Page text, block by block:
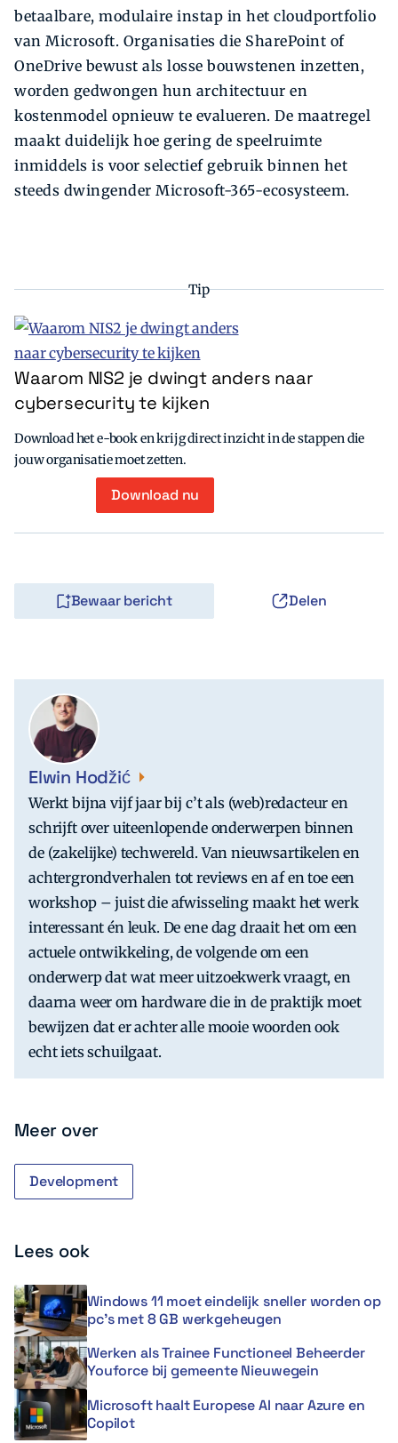
betaalbare, modulaire instap in het cloudportfolio
van Microsoft. Organisaties die SharePoint of
OneDrive bewust als losse bouwstenen inzetten,
worden gedwongen hun architectuur en
kostenmodel opnieuw te evalueren. De maatregel
maakt duidelijk hoe gering de speelruimte
inmiddels is voor selectief gebruik binnen het
steeds dwingender Microsoft-365-ecosysteem.
Tip
Waarom NIS2 je dwingt anders naar
cybersecurity te kijken
Download het e-book en krijg direct inzicht in de stappen die
jouw organisatie moet zetten.
Download nu
Bewaar bericht Delen
Elwin Hodžić
Werkt bijna vijf jaar bij c’t als (web)redacteur en
schrijft over uiteenlopende onderwerpen binnen
de (zakelijke) techwereld. Van nieuwsartikelen en
achtergrondverhalen tot reviews en af en toe een
workshop – juist die afwisseling maakt het werk
interessant én leuk. De ene dag draait het om een
actuele ontwikkeling, de volgende om een
onderwerp dat wat meer uitzoekwerk vraagt, en
daarna weer om hardware die in de praktijk moet
bewijzen dat er achter alle mooie woorden ook
echt iets schuilgaat.
Meer over
Development
Lees ook
Windows 11 moet eindelijk sneller worden op
pc’s met 8 GB werkgeheugen
Werken als Trainee Functioneel Beheerder
Youforce bij gemeente Nieuwegein
Microsoft haalt Europese AI naar Azure en
Copilot